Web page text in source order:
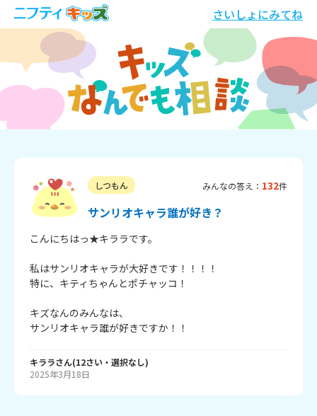
さいしょにみてね
しつもん みんなの答え： 132件
サンリオキャラ誰が好き？
こんにちはっ★キララです。
私はサンリオキャラが大好きです！！！！
特に、キティちゃんとポチャッコ！
キズなんのみんなは、
サンリオキャラ誰が好きですか！！
キララさん(12さい・ 選択なし)
2025年3月18日